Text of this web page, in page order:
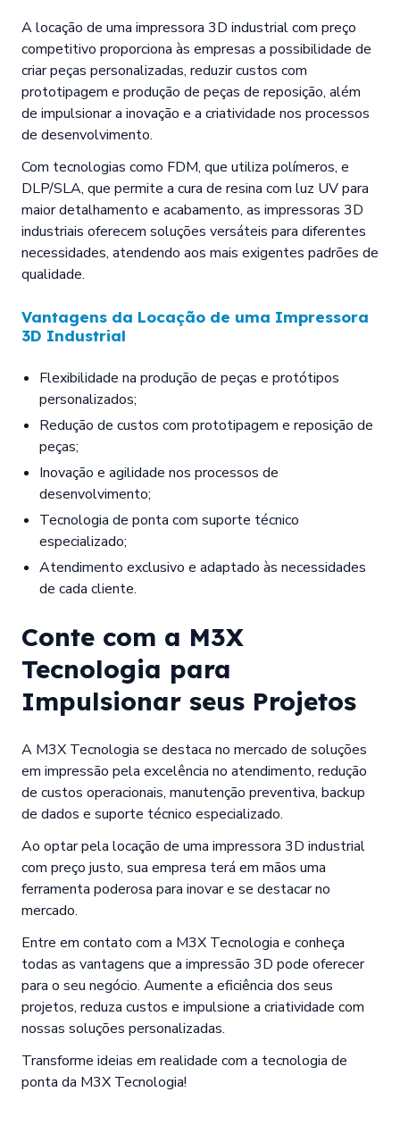
A locação de uma impressora 3D industrial com preço
competitivo proporciona às empresas a possibilidade de
criar peças personalizadas, reduzir custos com
prototipagem e produção de peças de reposição, além
de impulsionar a inovação e a criatividade nos processos
de desenvolvimento.
Com tecnologias como FDM, que utiliza polímeros, e
DLP/SLA, que permite a cura de resina com luz UV para
maior detalhamento e acabamento, as impressoras 3D
industriais oferecem soluções versáteis para diferentes
necessidades, atendendo aos mais exigentes padrões de
qualidade.
Vantagens da Locação de uma Impressora
3D Industrial
Flexibilidade na produção de peças e protótipos
personalizados;
Redução de custos com prototipagem e reposição de
peças;
Inovação e agilidade nos processos de
desenvolvimento;
Tecnologia de ponta com suporte técnico
especializado;
Atendimento exclusivo e adaptado às necessidades
de cada cliente.
Conte com a M3X
Tecnologia para
Impulsionar seus Projetos
A M3X Tecnologia se destaca no mercado de soluções
em impressão pela excelência no atendimento, redução
de custos operacionais, manutenção preventiva, backup
de dados e suporte técnico especializado.
Ao optar pela locação de uma impressora 3D industrial
com preço justo, sua empresa terá em mãos uma
ferramenta poderosa para inovar e se destacar no
mercado.
Entre em contato com a M3X Tecnologia e conheça
todas as vantagens que a impressão 3D pode oferecer
para o seu negócio. Aumente a eficiência dos seus
projetos, reduza custos e impulsione a criatividade com
nossas soluções personalizadas.
Transforme ideias em realidade com a tecnologia de
ponta da M3X Tecnologia!